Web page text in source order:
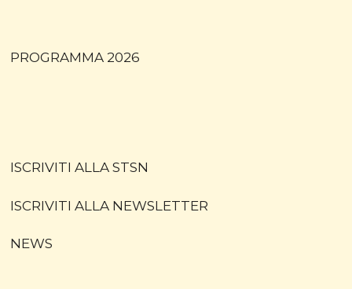
PROGRAMMA 2026
ISCRIVITI ALLA STSN
ISCRIVITI ALLA NEWSLETTER
NEWS